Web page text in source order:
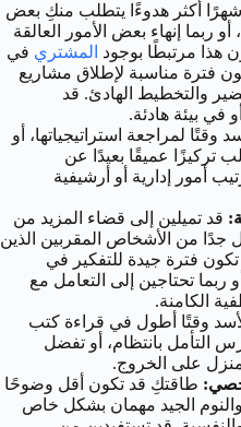
شهرًا أكثر هدوءًا يتطلب منكِ بعض
ربما إنهاء بعض الأمور العالقة
هذا مرتبطًا بوجود المشتري في
فترة مناسبة لإطلاق مشاريع
والتخطيط الهادئ. قد
في بيئة هادئة.
لمراجعة استراتيجياتها، أو
عميقًا بعيدًا عن
أمور إدارية أو أرشيفية
قد تميلين إلى قضاء المزيد من
جدًا من الأشخاص المقربين الذين
فترة جيدة للتفكير في
تحتاجين إلى التعامل مع
الكامنة.
وقتًا أطول في قراءة كتب
التأمل بانتظام، أو تفضل
على الخروج.
طاقتكِ قد تكون أقل وضوحًا
والنوم الجيد مهمان بشكل خاص